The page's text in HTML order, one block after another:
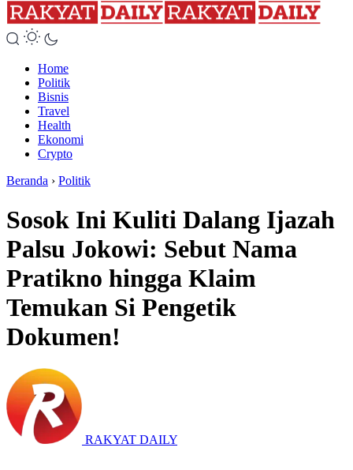
Home
Politik
Bisnis
Travel
Health
Ekonomi
Crypto
Beranda › Politik
Sosok Ini Kuliti Dalang Ijazah
Palsu Jokowi: Sebut Nama
Pratikno hingga Klaim
Temukan Si Pengetik
Dokumen!
RAKYAT DAILY